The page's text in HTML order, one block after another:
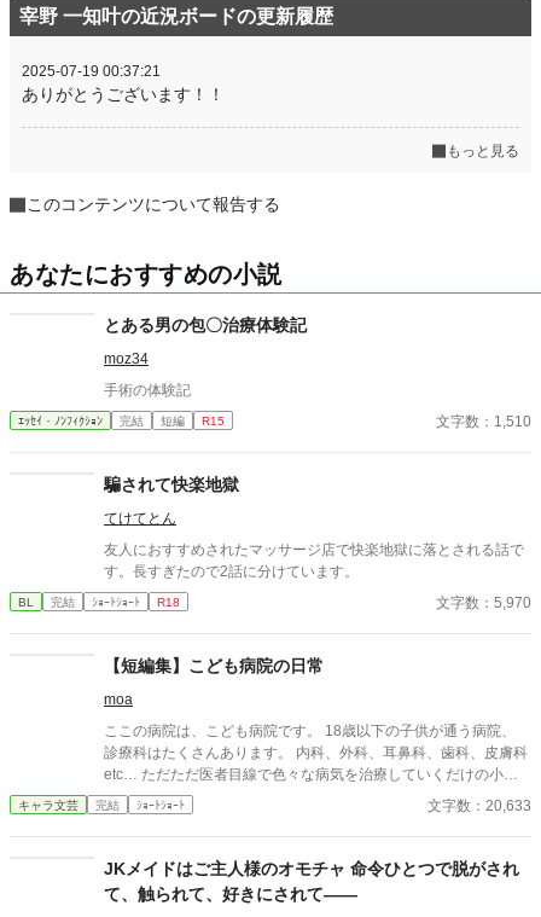
宰野 一知叶の近況ボードの更新履歴
2025-07-19 00:37:21
ありがとうございます！！
もっと見る
このコンテンツについて報告する
あなたにおすすめの小説
とある男の包〇治療体験記
moz34
手術の体験記
ｴｯｾｲ・ﾉﾝﾌｨｸｼｮﾝ 完結 短編 R15 文字数：1,510
騙されて快楽地獄
てけてとん
友人におすすめされたマッサージ店で快楽地獄に落とされる話で
す。長すぎたので2話に分けています。
BL 完結 ｼｮｰﾄｼｮｰﾄ R18 文字数：5,970
【短編集】こども病院の日常
moa
ここの病院は、こども病院です。 18歳以下の子供が通う病院、
診療科はたくさんあります。 内科、外科、耳鼻科、歯科、皮膚科
etc… ただただ医者目線で色々な病気を治療していくだけの小説
です。 恋愛要素などは一切ありません。 密着病院24時！的な感
じです。 人物像などは表記していない為、読者様のご想像にお任
ください。 歯科以外の医療知識はそこまで詳しくないのですみま
せんがご了承ください。
キャラ文芸 完結 ｼｮｰﾄｼｮｰﾄ 文字数：20,633
JKメイドはご主人様のオモチャ 命令ひとつで脱がされ
て、触られて、好きにされて――